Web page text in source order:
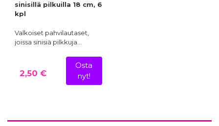
sinisillä pilkuilla 18 cm, 6
kpl
Valkoiset pahvilautaset,
joissa sinisiä pilkkuja…
2,50 €
Osta
nyt!